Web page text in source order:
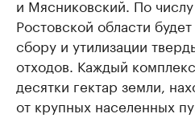
и Мясниковский. По
Ростовской области
сбору и утилизации
отходов. Каждый
десятки гектар земли,
от крупных населенных